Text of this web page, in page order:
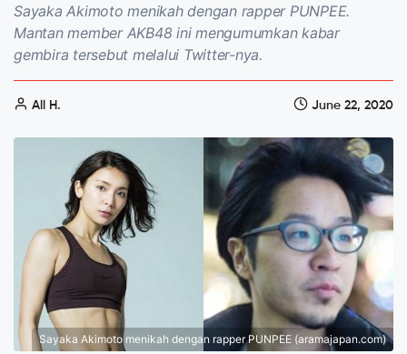
Sayaka Akimoto menikah dengan rapper PUNPEE.
Mantan member AKB48 ini mengumumkan kabar
gembira tersebut melalui Twitter-nya.
All H. June 22, 2020
Sayaka Akimoto menikah dengan rapper PUNPEE (aramajapan.com)